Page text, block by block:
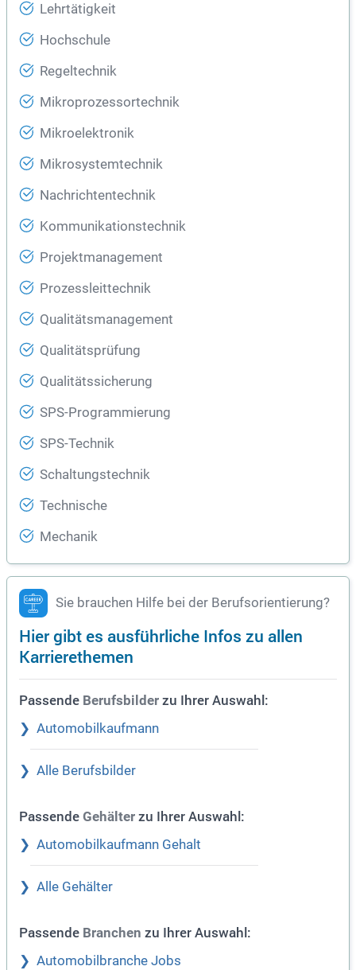
Lehrtätigkeit
Hochschule
Regeltechnik
Mikroprozessortechnik
Mikroelektronik
Mikrosystemtechnik
Nachrichtentechnik
Kommunikationstechnik
Projektmanagement
Prozessleittechnik
Qualitätsmanagement
Qualitätsprüfung
Qualitätssicherung
SPS-Programmierung
SPS-Technik
Schaltungstechnik
Technische
Mechanik
Sie brauchen Hilfe bei der Berufsorientierung?
Hier gibt es ausführliche Infos zu allen
Karrierethemen
Passende Berufsbilder zu Ihrer Auswahl:
Automobilkaufmann
Alle Berufsbilder
Passende Gehälter zu Ihrer Auswahl:
Automobilkaufmann Gehalt
Alle Gehälter
Passende Branchen zu Ihrer Auswahl:
Automobilbranche Jobs